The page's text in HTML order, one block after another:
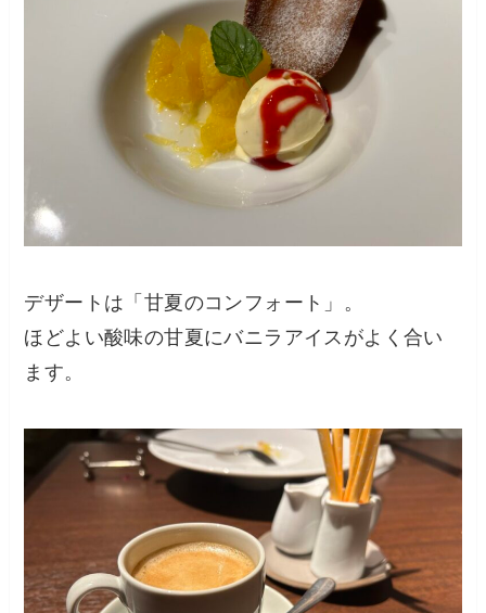
デザートは「甘夏のコンフォート」。
ほどよい酸味の甘夏にバニラアイスがよく合い
ます。